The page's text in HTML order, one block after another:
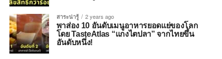
สาระน่ารู้ 2 years ago
พาส่อง 10 อันดับเมนูอาหารยอดแย่ของโลก
โดย TasteAtlas “แกงไตปลา” จากไทยขึ้น
อันดับหนึ่ง!